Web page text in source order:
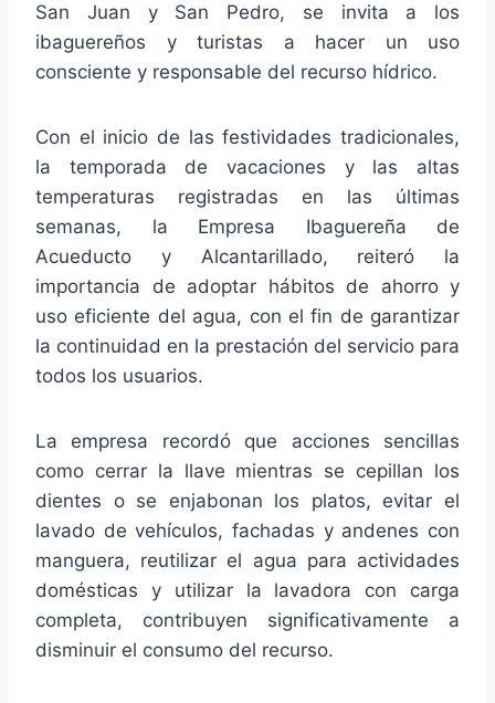
San Juan y San Pedro, se invita a los
ibaguereños y turistas a hacer un uso
consciente y responsable del recurso hídrico.
Con el inicio de las festividades tradicionales,
la temporada de vacaciones y las altas
temperaturas registradas en las últimas
semanas, la Empresa Ibaguereña de
Acueducto y Alcantarillado, reiteró la
importancia de adoptar hábitos de ahorro y
uso eficiente del agua, con el fin de garantizar
la continuidad en la prestación del servicio para
todos los usuarios.
La empresa recordó que acciones sencillas
como cerrar la llave mientras se cepillan los
dientes o se enjabonan los platos, evitar el
lavado de vehículos, fachadas y andenes con
manguera, reutilizar el agua para actividades
domésticas y utilizar la lavadora con carga
completa, contribuyen significativamente a
disminuir el consumo del recurso.